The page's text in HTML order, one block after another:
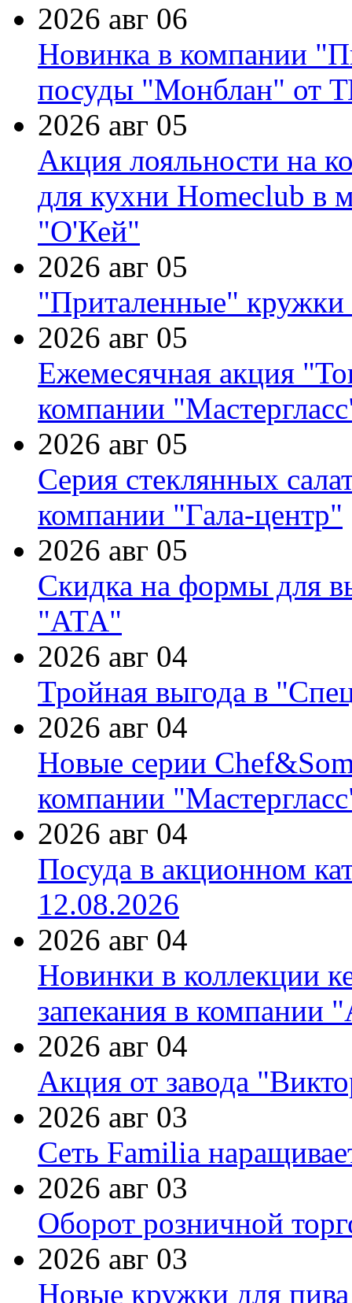
2026 авг 06
Новинка в компании
посуды "Монблан" от
2026 авг 05
Акция лояльности на
для кухни Homeclub в
"О'Кей"
2026 авг 05
"Приталенные" кружки
2026 авг 05
Ежемесячная акция
компании
2026 авг 05
Серия стеклянных
компании "Гала-центр"
2026 авг 05
Скидка на формы для
"АТА"
2026 авг 04
Тройная выгода в
2026 авг 04
Новые серии
компании
2026 авг 04
Посуда в акционном
12.08.2026
2026 авг 04
Новинки в коллекции
запекания в компании
2026 авг 04
Акция от завода
2026 авг 03
Сеть Familia
2026 авг 03
Оборот розничной
2026 авг 03
Новые кружки для